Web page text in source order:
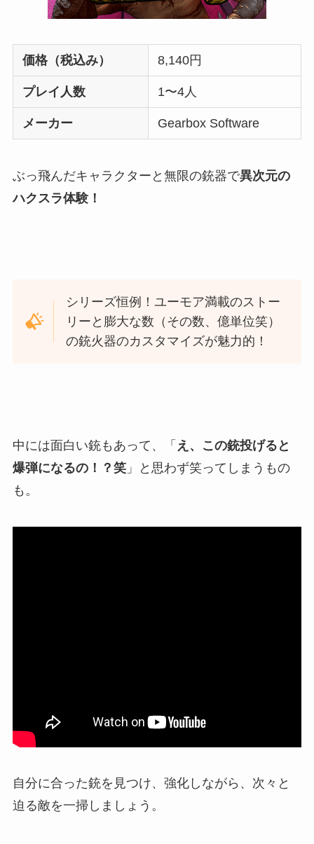
価格（税込み） 8,140円
プレイ人数 1〜4人
メーカー Gearbox Software
ぶっ飛んだキャラクターと無限の銃器で異次元の
ハクスラ体験！
シリーズ恒例！ユーモア満載のストー
リーと膨大な数（その数、億単位笑）
の銃火器のカスタマイズが魅力的！
中には面白い銃もあって、「 え、この銃投げると
爆弾になるの！？笑」と思わず笑ってしまうもの
も。
自分に合った銃を見つけ、強化しながら、次々と
迫る敵を一掃しましょう。